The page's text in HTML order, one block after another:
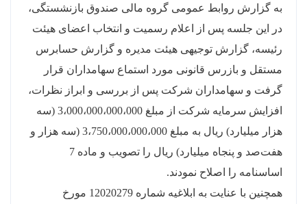
به گزارش روابط عمومی گروه مالی صندوق بازنشستگی،
در این جلسه پس از اعلام رسمیت و انتخاب اعضای هیئت
رئیسه، گزارش توجیهی هیئت مدیره و گزارش حسابرس
مستقل و بازرس قانونی مورد استماع سهامداران قرار
گرفت و سهامداران شرکت پس از بررسی و ابراز نظرات،
افزایش سرمایه شرکت از مبلغ 3،000،000،000،000 (سه
هزار میلیارد) ریال به مبلغ 3،750،000،000،000 (سه هزار و
هفت‌صد و پنجاه میلیارد) ریال را تصویب و ماده 7
اساسنامه را اصلاح نمودند.
همچنین با عنایت به ابلاغیه شماره 12020279 مورخ